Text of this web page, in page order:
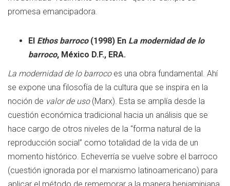
promesa emancipadora.
El Ethos barroco(1998) En La modernidad de lo
barroco, México D.F., ERA.
La modernidad de lo barrocoes una obra fundamental. Ahí
se expone una filosofía de la cultura que se inspira en la
noción de valor de uso(Marx). Esta se amplía desde la
cuestión económica tradicional hacia un análisis que se
hace cargo de otros niveles de la “forma natural de la
reproducción social” como totalidad de la vida de un
momento histórico. Echeverría se vuelve sobre el barroco
(cuestión ignorada por el marxismo latinoamericano) para